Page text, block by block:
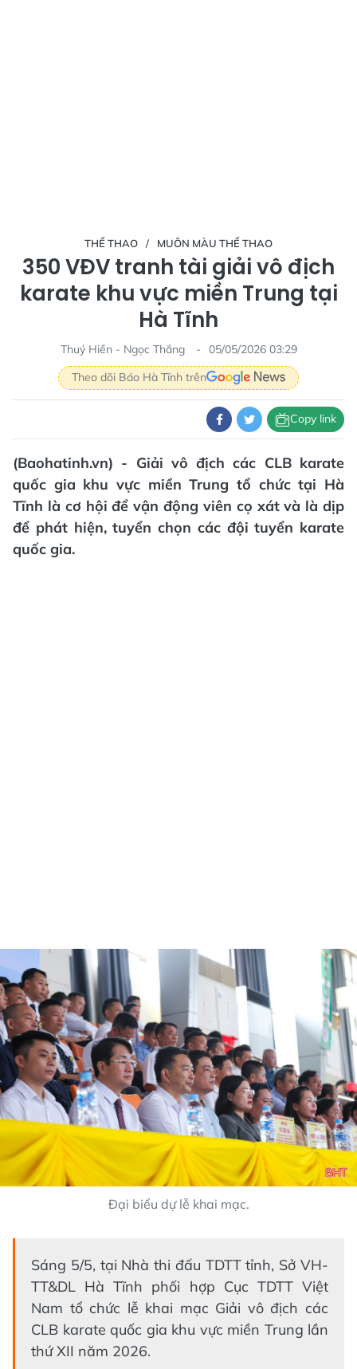
THỂ THAO MUÔN MÀU THỂ THAO
350 VĐV tranh tài giải vô địch
karate khu vực miền Trung tại
Hà Tĩnh
Thuý Hiền - Ngọc Thắng
05/05/2026 03:29
Theo dõi Báo Hà Tĩnh trên
Copy link
(Baohatinh.vn) - Giải vô địch các CLB karate
quốc gia khu vực miền Trung tổ chức tại Hà
Tĩnh là cơ hội để vận động viên cọ xát và là dịp
để phát hiện, tuyển chọn các đội tuyển karate
quốc gia.
Đại biểu dự lễ khai mạc.
Sáng 5/5, tại Nhà thi đấu TDTT tỉnh, Sở VH-
TT&DL Hà Tĩnh phối hợp Cục TDTT Việt
Nam tổ chức lễ khai mạc Giải vô địch các
CLB karate quốc gia khu vực miền Trung lần
thứ XII năm 2026.